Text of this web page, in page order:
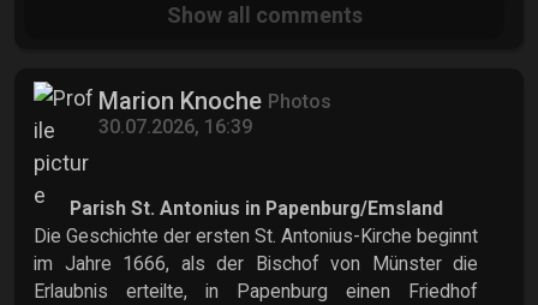
Show all comments
Marion Knoche Photos
30.07.2026, 16:39
Parish St. Antonius in Papenburg/Emsland
Die Geschichte der ersten St. Antonius-Kirche beginnt
im Jahre 1666, als der Bischof von Münster die
Erlaubnis erteilte, in Papenburg einen Friedhof